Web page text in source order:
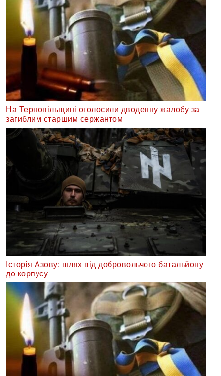
На Тернопільщині оголосили дводенну жалобу за
загиблим старшим сержантом
Історія Азову: шлях від добровольчого батальйону
до корпусу